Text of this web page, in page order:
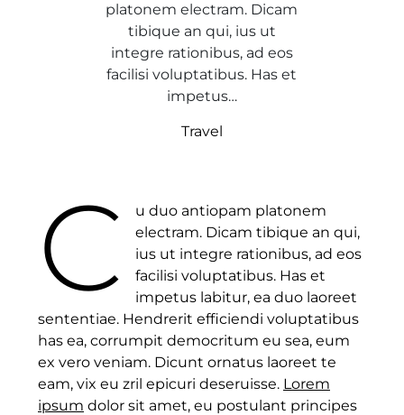
platonem electram. Dicam
tibique an qui, ius ut
integre rationibus, ad eos
facilisi voluptatibus. Has et
impetus…
Travel
C
u duo antiopam platonem
electram. Dicam tibique an qui,
ius ut integre rationibus, ad eos
facilisi voluptatibus. Has et
impetus labitur, ea duo laoreet
sententiae. Hendrerit efficiendi voluptatibus
has ea, corrumpit democritum eu sea, eum
ex vero veniam. Dicunt ornatus laoreet te
eam, vix eu zril epicuri deseruisse. Lorem
ipsum dolor sit amet, eu postulant principes